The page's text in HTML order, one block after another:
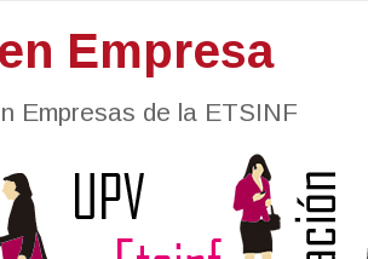
Empresa
Empresas de la ETSINF